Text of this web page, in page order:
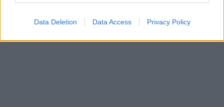
Data Deletion Data Access Privacy Policy